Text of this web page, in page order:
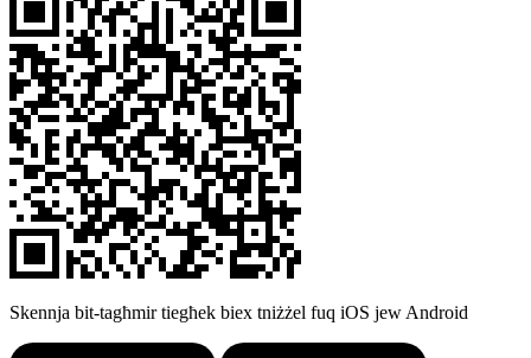
Skennja bit-tagħmir tiegħek biex tniżżel fuq iOS jew Android